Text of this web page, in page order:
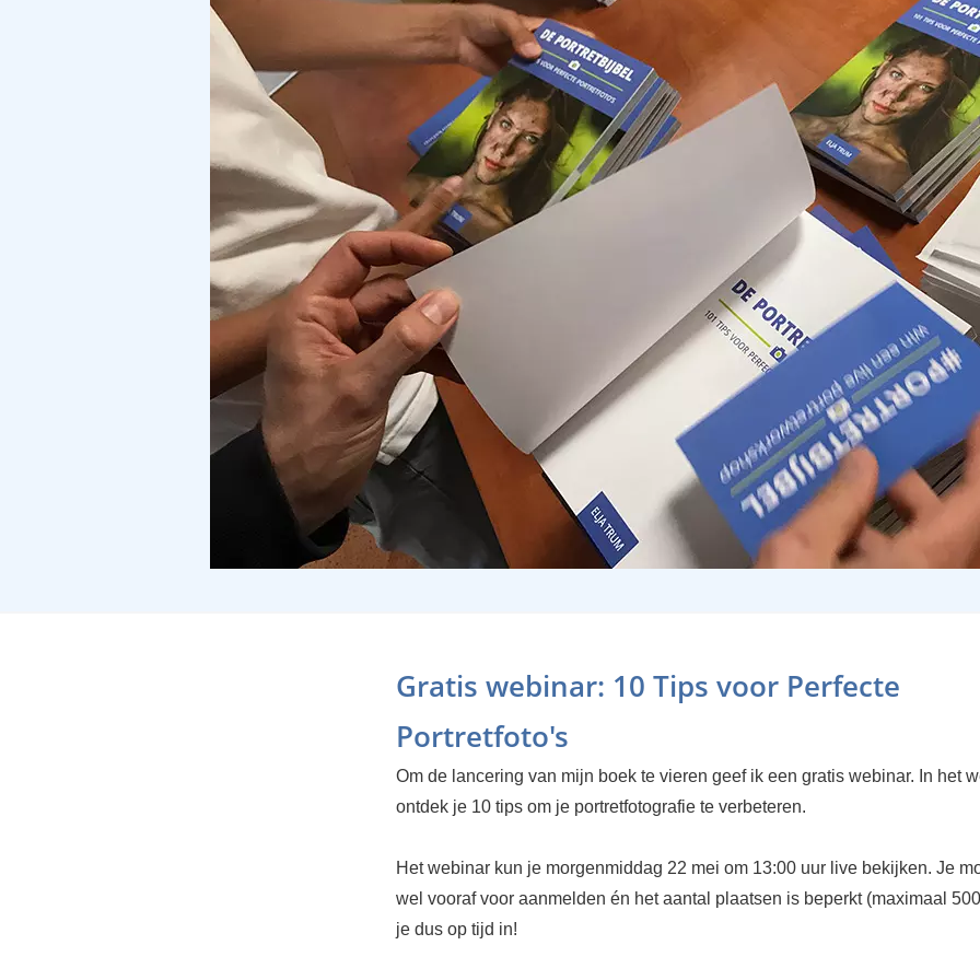
Gratis webinar: 10 Tips voor Perfecte
Portretfoto's
Om de lancering van mijn boek te vieren geef ik een gratis webinar. In het
ontdek je 10 tips om je portretfotografie te verbeteren.
Het webinar kun je morgenmiddag 22 mei om 13:00 uur live bekijken. Je
wel vooraf voor aanmelden én het aantal plaatsen is beperkt (maximaal
je dus op tijd in!